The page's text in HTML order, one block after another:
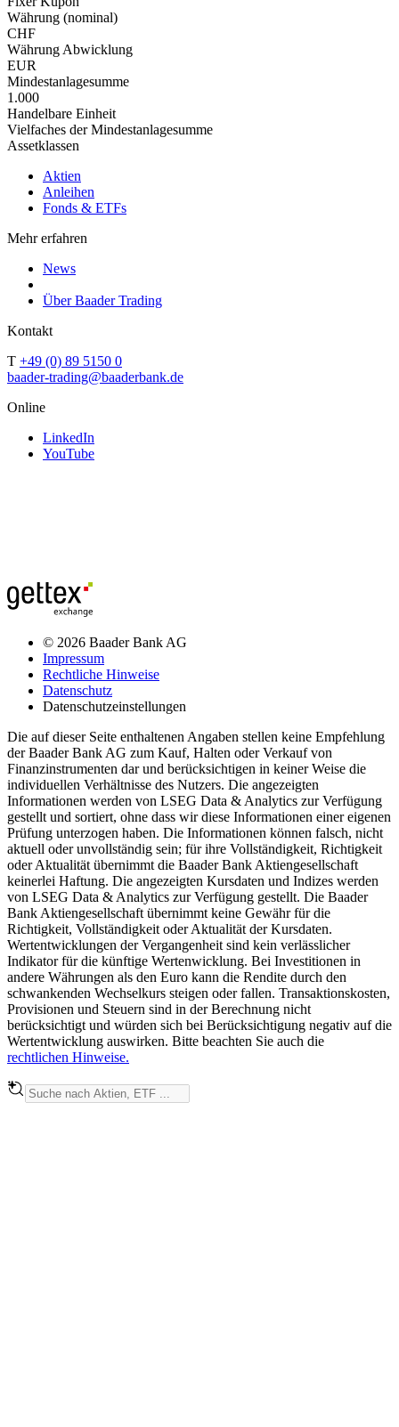
Währung (nominal)
CHF
Währung Abwicklung
EUR
Mindestanlagesumme
1.000
Handelbare Einheit
Vielfaches der Mindestanlagesumme
Assetklassen
Aktien
Anleihen
Fonds & ETFs
Mehr erfahren
News
Über Baader Trading
Kontakt
T +49 (0) 89 5150 0
baader-trading@baaderbank.de
Online
LinkedIn
YouTube
© 2026 Baader Bank AG
Impressum
Rechtliche Hinweise
Datenschutz
Datenschutzeinstellungen
Die auf dieser Seite enthaltenen Angaben stellen keine Empfehlung
der Baader Bank AG zum Kauf, Halten oder Verkauf von
Finanzinstrumenten dar und berücksichtigen in keiner Weise die
individuellen Verhältnisse des Nutzers. Die angezeigten
Informationen werden von LSEG Data & Analytics zur Verfügung
gestellt und sortiert, ohne dass wir diese Informationen einer eigenen
Prüfung unterzogen haben. Die Informationen können falsch, nicht
aktuell oder unvollständig sein; für ihre Vollständigkeit, Richtigkeit
oder Aktualität übernimmt die Baader Bank Aktiengesellschaft
keinerlei Haftung. Die angezeigten Kursdaten und Indizes werden
von LSEG Data & Analytics zur Verfügung gestellt. Die Baader
Bank Aktiengesellschaft übernimmt keine Gewähr für die
Richtigkeit, Vollständigkeit oder Aktualität der Kursdaten.
Wertentwicklungen der Vergangenheit sind kein verlässlicher
Indikator für die künftige Wertenwicklung. Bei Investitionen in
andere Währungen als den Euro kann die Rendite durch den
schwankenden Wechselkurs steigen oder fallen. Transaktionskosten,
Provisionen und Steuern sind in der Berechnung nicht
berücksichtigt und würden sich bei Berücksichtigung negativ auf die
Wertentwicklung auswirken. Bitte beachten Sie auch die
rechtlichen Hinweise.